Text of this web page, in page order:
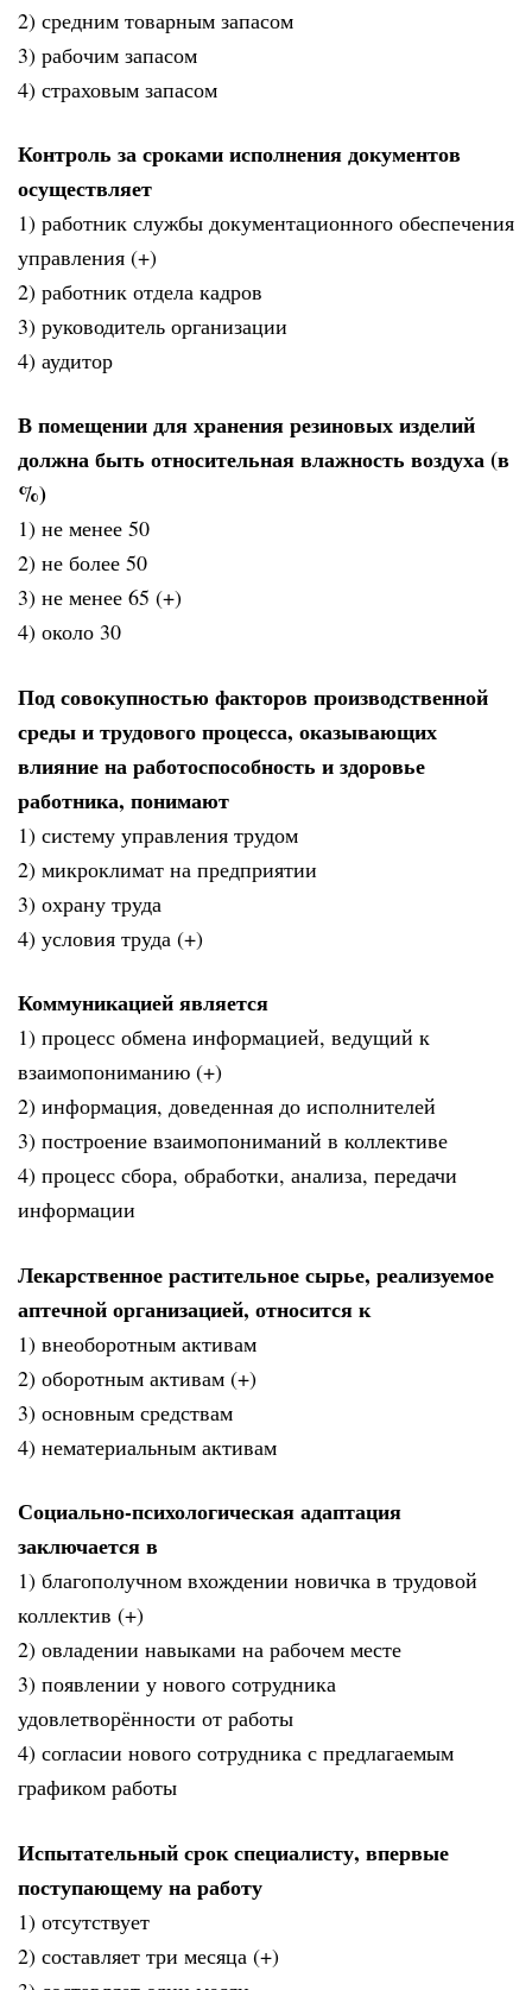
2) средним товарным запасом
3) рабочим запасом
4) страховым запасом
Контроль за сроками исполнения документов
осуществляет
1) работник службы документационного обеспечения
управления (+)
2) работник отдела кадров
3) руководитель организации
4) аудитор
В помещении для хранения резиновых изделий
должна быть относительная влажность воздуха (в
%)
1) не менее 50
2) не более 50
3) не менее 65 (+)
4) около 30
Под совокупностью факторов производственной
среды и трудового процесса, оказывающих
влияние на работоспособность и здоровье
работника, понимают
1) систему управления трудом
2) микроклимат на предприятии
3) охрану труда
4) условия труда (+)
Коммуникацией является
1) процесс обмена информацией, ведущий к
взаимопониманию (+)
2) информация, доведенная до исполнителей
3) построение взаимопониманий в коллективе
4) процесс сбора, обработки, анализа, передачи
информации
Лекарственное растительное сырье, реализуемое
аптечной организацией, относится к
1) внеоборотным активам
2) оборотным активам (+)
3) основным средствам
4) нематериальным активам
Социально-психологическая адаптация
заключается в
1) благополучном вхождении новичка в трудовой
коллектив (+)
2) овладении навыками на рабочем месте
3) появлении у нового сотрудника
удовлетворённости от работы
4) согласии нового сотрудника с предлагаемым
графиком работы
Испытательный срок специалисту, впервые
поступающему на работу
1) отсутствует
2) составляет три месяца (+)